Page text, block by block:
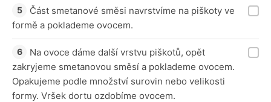
Část smetanové směsi navrstvíme na piškoty ve
formě a poklademe ovocem.
Na ovoce dáme další vrstvu piškotů, opět
zakryjeme smetanovou směsí a poklademe ovocem.
Opakujeme podle množství surovin nebo velikosti
formy. Vršek dortu ozdobíme ovocem.